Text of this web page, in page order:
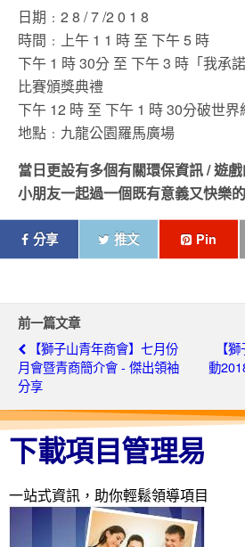
日期﹕2 8 / 7 /2 0 1 8
時間﹕上午 1 1 時 至 下午 5 時
下午 1 時 30分 至 下午 3 時「我承
比賽頒獎典禮
下午 12 時 至 下午 1 時 30分破世界
地點﹕九龍公園羅馬廣場
當日更設有多個有關環保資訊 / 遊
小朋友一起過一個既有意義又快樂
分享 推文 Pin
前一篇文章
【獅子山青年商會】七月份
月會暨青商簡介會 - 傑出領袖
分享
【
動
下載項目管理易
一站式資訊，助你輕鬆領導項目